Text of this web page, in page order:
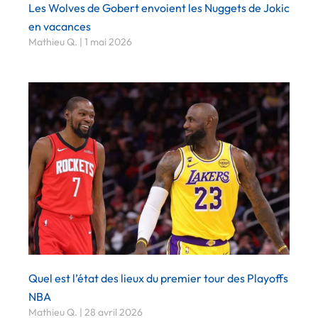
Les Wolves de Gobert envoient les Nuggets de Jokic
en vacances
Mathieu Q. 1 mai 2026
Quel est l’état des lieux du premier tour des Playoffs
NBA
Mathieu Q. 28 avril 2026